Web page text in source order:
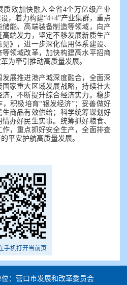
质效加快融入全省4个万亿级产业
，着力构建“4+4”产业集群，重点
能、高端装备制造等领域，向产
端发力，坚定不移发展新质生产
》，进一步深化信用体系建设、
领域改革，加快构建高水平招商
为牵引推动高质量发展。
展推进港产城深度融合，全面深
家重大区域发展战略，持续壮大
，不断提升综合经济实力。稳步
积极培育“银发经济”；妥善做好
商品有效供给；科学统筹谋划好
办好民生实事。统筹抓好粮食、
，重点抓好安全生产，全面排查
平安护航高质量发展。
手机打开当前页
位：营口市发展和改革委员会